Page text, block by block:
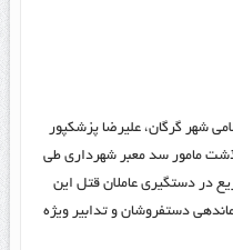
شهر گرگان، علیرضا پزشکپور
مامور سد معبر شهرداری طی
در دستگیری عاملان قتل این
دستفروشان و تدابیر ویژه